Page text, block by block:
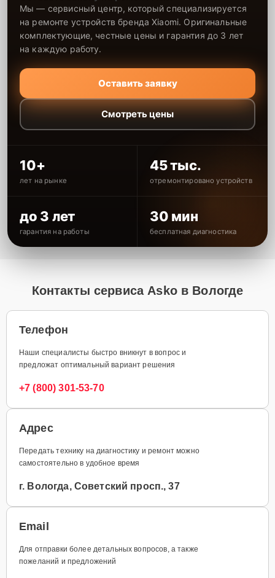
Мы — сервисный центр, который специализируется
на ремонте устройств бренда Xiaomi. Оригинальные
комплектующие, честные цены и гарантия до 3 лет
на каждую работу.
Оставить заявку
Смотреть цены
10+
лет на рынке
45 тыс.
отремонтировано устройств
до 3 лет
гарантия на работы
30 мин
бесплатная диагностика
Контакты сервиса Asko в Вологде
Телефон
Наши специалисты быстро вникнут в вопрос и
предложат оптимальный вариант решения
+7 (800) 301-53-70
Адрес
Передать технику на диагностику и ремонт можно
самостоятельно в удобное время
г. Вологда, Советский просп., 37
Email
Для отправки более детальных вопросов, а также
пожеланий и предложений